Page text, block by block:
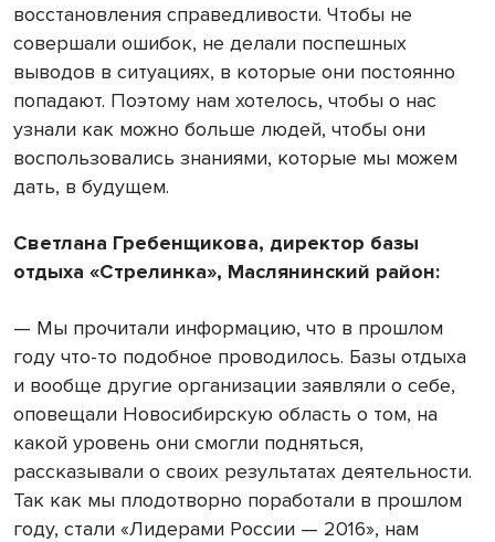
восстановления справедливости. Чтобы не
совершали ошибок, не делали поспешных
выводов в ситуациях, в которые они постоянно
попадают. Поэтому нам хотелось, чтобы о нас
узнали как можно больше людей, чтобы они
воспользовались знаниями, которые мы можем
дать, в будущем.
Светлана Гребенщикова, директор базы
отдыха «Стрелинка», Маслянинский район:
— Мы прочитали информацию, что в прошлом
году что-то подобное проводилось. Базы отдыха
и вообще другие организации заявляли о себе,
оповещали Новосибирскую область о том, на
какой уровень они смогли подняться,
рассказывали о своих результатах деятельности.
Так как мы плодотворно поработали в прошлом
году, стали «Лидерами России — 2016», нам